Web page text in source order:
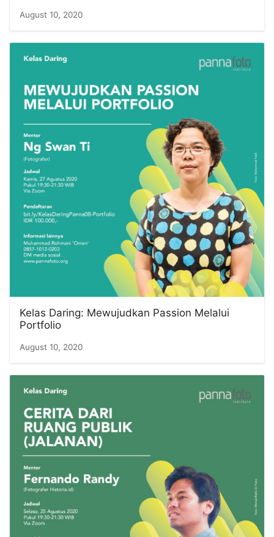
August 10, 2020
Kelas Daring: Mewujudkan Passion Melalui
Portfolio
August 10, 2020